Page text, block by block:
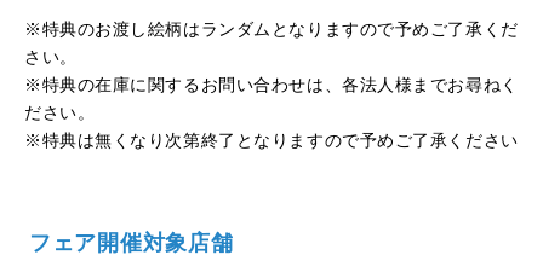
※特典のお渡し絵柄はランダムとなりますので予めご了承くだ
さい。
※特典の在庫に関するお問い合わせは、各法人様までお尋ねく
ださい。
※特典は無くなり次第終了となりますので予めご了承ください
フェア開催対象店舗